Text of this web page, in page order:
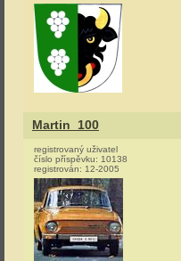
Martin_100
registrovaný uživatel
číslo příspěvku: 10138
registrován: 12-2005